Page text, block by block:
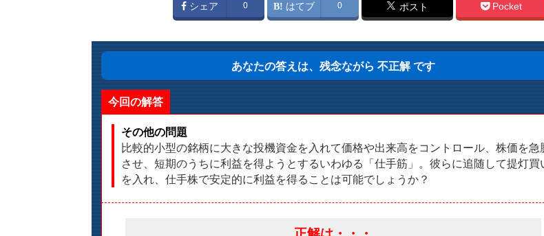
シェア 0 はてブ 0 ポスト Pocket
あなたの答えは、残念ながら 不正解 です
今回の解答
その他の問題
比較的小型の銘柄に大きな投機資金を入れて価格や出来高をコントロール、株価を急
させ、短期のうちに利益を得ようとするいわゆる「仕手筋」。彼らに追随して提灯買
を入れ、仕手株で安定的に利益を得ることは可能でしょうか？